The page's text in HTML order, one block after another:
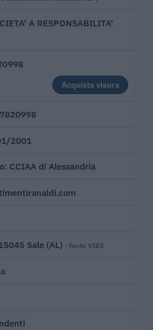
A RESPONSABILITA'
Acquista visura
2001
CCIAA di Alessandria
Sale (AL) · fonte VIES